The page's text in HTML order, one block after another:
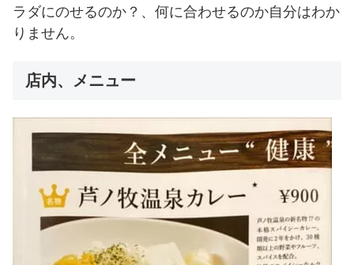
ラダにのせるのか？、何に合わせるのか自分はわか
りません。
店内、メニュー